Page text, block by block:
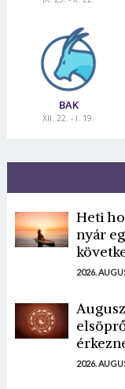
BAK
XII. 22. - I. 19.
Heti
nyár
2026.
2026.